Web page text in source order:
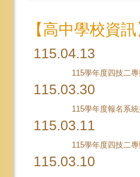
【高中學校資
115.04.13
115.03.30
115學年度報名系
115.03.11
115.03.10